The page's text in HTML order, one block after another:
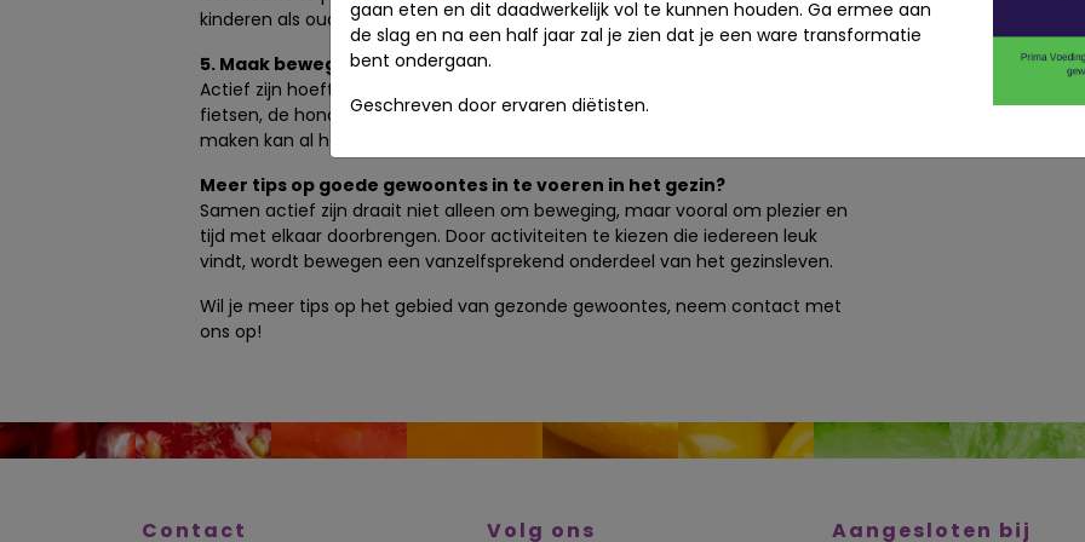
kinderen als ouders.
5. Maak beweging onderdeel van dagelijkse momenten
Actief zijn hoeft niet altijd een geplande activiteit te zijn. Samen naar school
fietsen, de hond uitlaten of na het avondeten nog een korte wandeling
maken kan al helpen om meer te bewegen.
Meer tips op goede gewoontes in te voeren in het gezin?
Samen actief zijn draait niet alleen om beweging, maar vooral om plezier en
tijd met elkaar doorbrengen. Door activiteiten te kiezen die iedereen leuk
vindt, wordt bewegen een vanzelfsprekend onderdeel van het gezinsleven.
Wil je meer tips op het gebied van gezonde gewoontes, neem contact met
ons op!
Contact Volg ons Aangesloten bij
gaan eten en dit daadwerkelijk vol te kunnen houden. Ga ermee aan
de slag en na een half jaar zal je zien dat je een ware transformatie
bent ondergaan.
Geschreven door ervaren diëtisten.